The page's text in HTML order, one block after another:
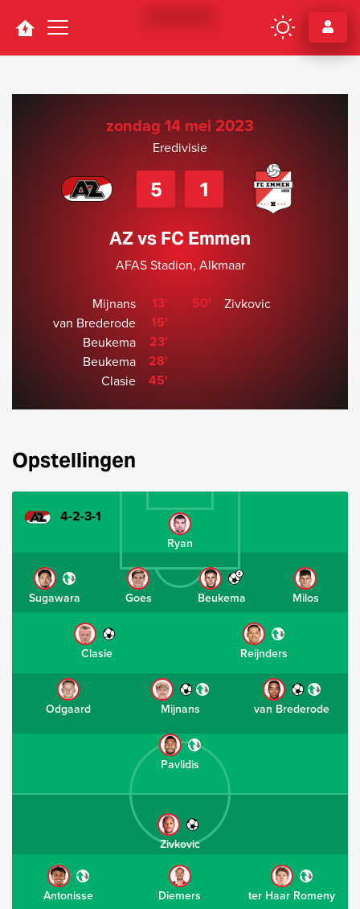
Navigation
zondag 14 mei 2023
Eredivisie
5 1
AZ vs FC Emmen
AFAS Stadion, Alkmaar
Mijnans 13'
van Brederode 15'
Beukema 23'
Beukema 28'
Clasie 45'
50' Zivkovic
Opstellingen
4-2-3-1
Ryan
Sugawara Goes
2
Beukema Milos
Clasie Reijnders
Odgaard Mijnans van Brederode
Pavlidis
ter Haar Romeny
Diemers
Antonisse
Zivkovic